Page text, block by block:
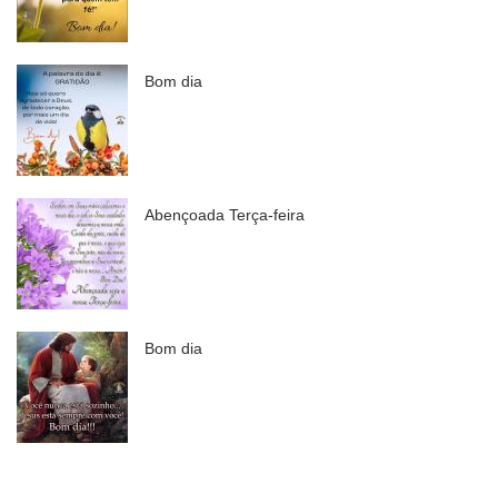
Bom dia
Abençoada Terça-feira
Bom dia